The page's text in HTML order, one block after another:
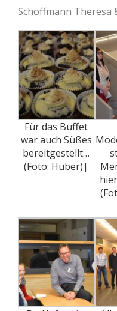
Schöffmann Theresa
Für das Buffet
war auch Süßes
bereitgestellt…
(Foto: Huber)|